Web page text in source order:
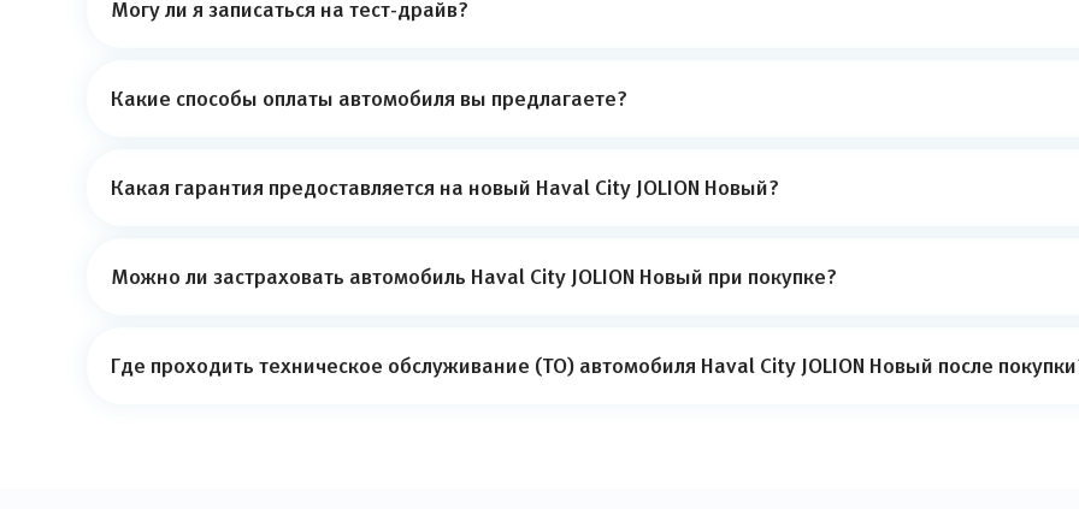
Могу ли я записаться на тест-драйв?
Какие способы оплаты автомобиля вы предлагаете?
Какая гарантия предоставляется на новый Haval City JOLION Новый?
Можно ли застраховать автомобиль Haval City JOLION Новый при покупке?
Где проходить техническое обслуживание (ТО) автомобиля Haval City JOLION Новый после